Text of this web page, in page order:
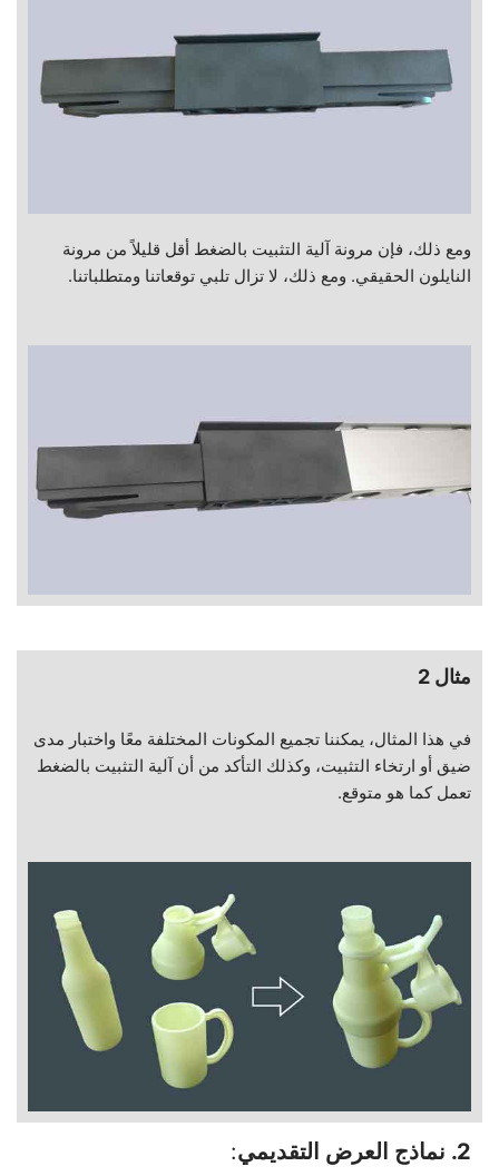
ومع ذلك، فإن مرونة آلية التثبيت بالضغط أقل قليلاً من مرونة
النايلون الحقيقي. ومع ذلك، لا تزال تلبي توقعاتنا ومتطلباتنا.
مثال 2
في هذا المثال، يمكننا تجميع المكونات المختلفة معًا واختبار مدى
ضيق أو ارتخاء التثبيت، وكذلك التأكد من أن آلية التثبيت بالضغط
تعمل كما هو متوقع.
2. نماذج العرض التقديمي :